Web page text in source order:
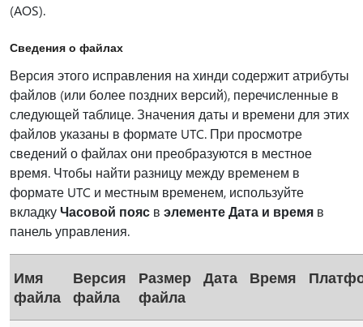
(AOS).
Сведения о файлах
Версия этого исправления на хинди содержит атрибуты
файлов (или более поздних версий), перечисленные в
следующей таблице. Значения даты и времени для этих
файлов указаны в формате UTC. При просмотре
сведений о файлах они преобразуются в местное
время. Чтобы найти разницу между временем в
формате UTC и местным временем, используйте
вкладкуЧасовой пояс в элементе Дата и время в
панель управления.
Имя
файла
Версия
файла
Размер
файла
Дата Время